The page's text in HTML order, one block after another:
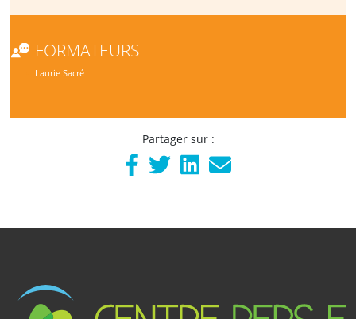
FORMATEURS
Laurie Sacré
Partager sur :